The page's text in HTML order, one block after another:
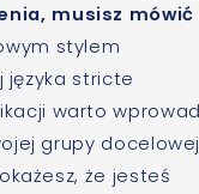
musisz mówić
stylem
języka stricte
warto
grupy
że jesteś